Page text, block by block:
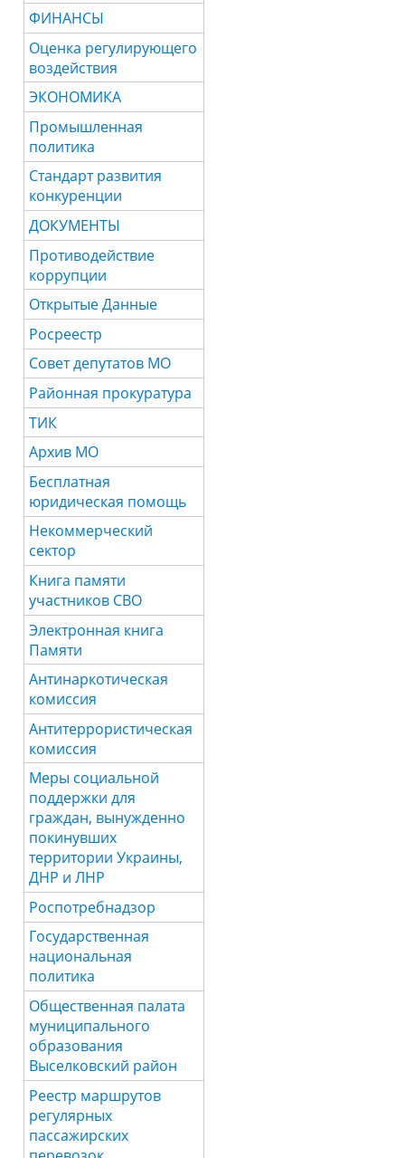
ФИНАНСЫ
Оценка регулирующего
воздействия
ЭКОНОМИКА
Промышленная
политика
Стандарт развития
конкуренции
ДОКУМЕНТЫ
Противодействие
коррупции
Открытые Данные
Росреестр
Совет депутатов МО
Районная прокуратура
ТИК
Архив МО
Бесплатная
юридическая помощь
Некоммерческий
сектор
Книга памяти
участников СВО
Электронная книга
Памяти
Антинаркотическая
комиссия
Антитеррористическая
комиссия
Меры социальной
поддержки для
граждан, вынужденно
покинувших
территории Украины,
ДНР и ЛНР
Роспотребнадзор
Государственная
национальная
политика
Общественная палата
муниципального
образования
Выселковский район
Реестр маршрутов
регулярных
пассажирских